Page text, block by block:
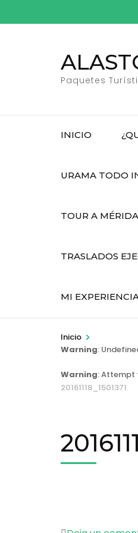
al
Paquetes
INICIO
URAMA TODO
TOUR A
TRASLADOS
MI
Inicio >
Warning:
Warning: Attempt
20161118_1501371